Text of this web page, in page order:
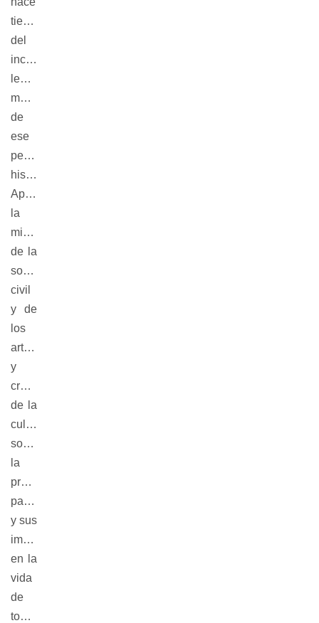
tiempo,
del
increíble
legado
material
de
ese
período
histórico?
Aportar
la
mirada
de la
sociedad
civil
y de
los
artistas
y
creativos
de la
cultura
sobre
la
protección
patrimonial
y sus
implicancias
en la
vida
de
todos,